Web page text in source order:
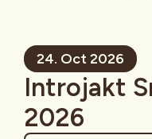
24. Oct 2026
Introjakt
2026